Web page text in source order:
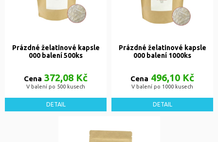
Prázdné želatinové kapsle
000 balení 500ks
Cena 372,08 Kč
V balení po 500 kusech
DETAIL
Prázdné želatinové kapsle
000 balení 1000ks
Cena 496,10 Kč
V balení po 1000 kusech
DETAIL